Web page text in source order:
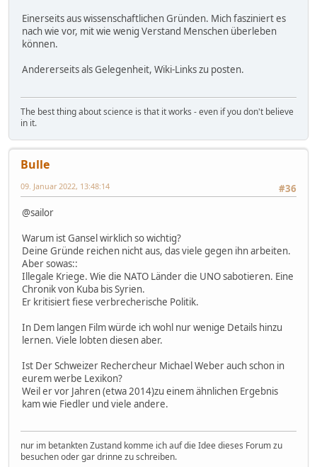
Einerseits aus wissenschaftlichen Gründen. Mich fasziniert es
nach wie vor, mit wie wenig Verstand Menschen überleben
können.
Andererseits als Gelegenheit, Wiki-Links zu posten.
The best thing about science is that it works - even if you don't believe
in it.
Bulle
#36
09. Januar 2022, 13:48:14
@sailor
Warum ist Gansel wirklich so wichtig?
Deine Gründe reichen nicht aus, das viele gegen ihn arbeiten.
Aber sowas::
Illegale Kriege. Wie die NATO Länder die UNO sabotieren. Eine
Chronik von Kuba bis Syrien.
Er kritisiert fiese verbrecherische Politik.
In Dem langen Film würde ich wohl nur wenige Details hinzu
lernen. Viele lobten diesen aber.
Ist Der Schweizer Rechercheur Michael Weber auch schon in
eurem werbe Lexikon?
Weil er vor Jahren (etwa 2014)zu einem ähnlichen Ergebnis
kam wie Fiedler und viele andere.
nur im betankten Zustand komme ich auf die Idee dieses Forum zu
besuchen oder gar drinne zu schreiben.